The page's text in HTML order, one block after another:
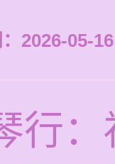
2026-05-
行